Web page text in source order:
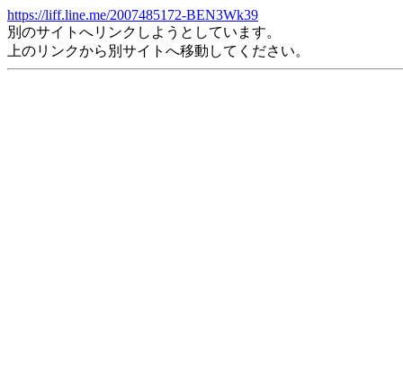
https://liff.line.me/2007485172-BEN3Wk39
別のサイトへリンクしようとしています。
上のリンクから別サイトへ移動してください。